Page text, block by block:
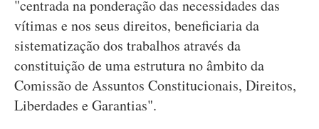
"centrada na ponderação das necessidades das
vítimas e nos seus direitos, beneficiaria da
sistematização dos trabalhos através da
constituição de uma estrutura no âmbito da
Comissão de Assuntos Constitucionais, Direitos,
Liberdades e Garantias".